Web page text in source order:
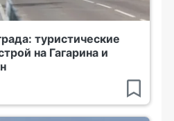
туристические
на Гагарина и